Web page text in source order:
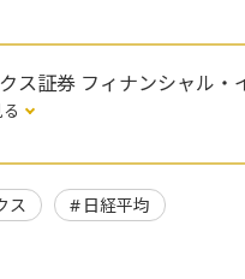
ス証券 フィナンシャル・
ス 日経平均